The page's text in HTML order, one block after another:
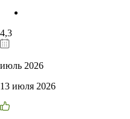
4,3
июль 2026
13 июля 2026